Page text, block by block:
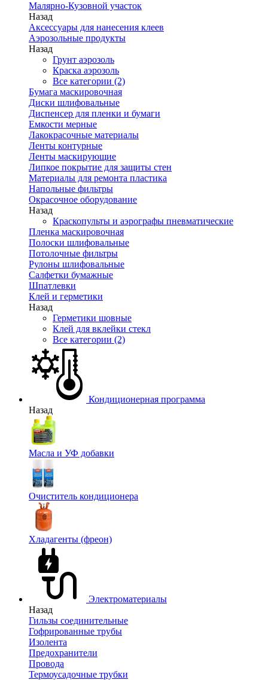
Малярно-Кузовной участок
Назад
Аксессуары для нанесения клеев
Аэрозольные продукты
Назад
Грунт аэрозоль
Краска аэрозоль
Все категории (2)
Бумага маскировочная
Диски шлифовальные
Диспенсер для пленки и бумаги
Емкости мерные
Лакокрасочные материалы
Ленты контурные
Ленты маскирующие
Липкое покрытие для защиты стен
Материалы для ремонта пластика
Напольные фильтры
Окрасочное оборудование
Назад
Краскопульты и аэрографы пневматические
Пленка маскировочная
Полоски шлифовальные
Потолочные фильтры
Рулоны шлифовальные
Салфетки бумажные
Шпатлевки
Клей и герметики
Назад
Герметики шовные
Клей для вклейки стекл
Все категории (2)
Кондиционерная программа
Назад
Масла и УФ добавки
Очиститель кондиционера
Хладагенты (фреон)
Электроматериалы
Назад
Гильзы соединительные
Гофрированные трубы
Изолента
Предохранители
Провода
Термоусадочные трубки